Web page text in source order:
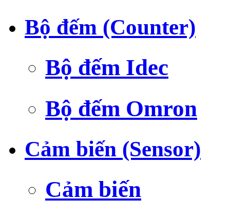
Bộ đếm (Counter)
Bộ đếm Idec
Bộ đếm Omron
Cảm biến (Sensor)
Cảm biến